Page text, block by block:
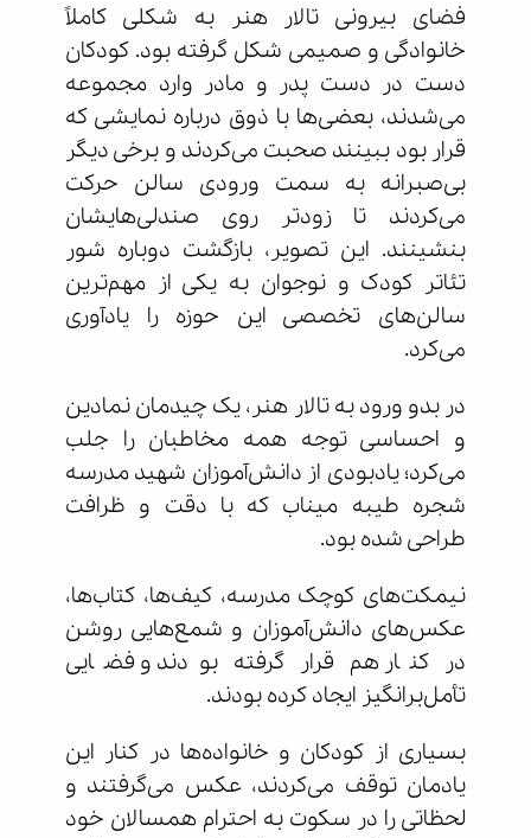
فضای بیرونی تالار هنر به شکلی کاملاً
خانوادگی و صمیمی شکل گرفته بود. کودکان
دست در دست پدر و مادر وارد مجموعه
می‌شدند، بعضی‌ها با ذوق درباره نمایشی که
قرار بود ببینند صحبت می‌کردند و برخی دیگر
بی‌صبرانه به سمت ورودی سالن حرکت
می‌کردند تا زودتر روی صندلی‌هایشان
بنشینند. این تصویر، بازگشت دوباره شور
تئاتر کودک و نوجوان به یکی از مهم‌ترین
سالن‌های تخصصی این حوزه را یادآوری
می‌کرد.
در بدو ورود به تالار هنر، یک چیدمان نمادین
و احساسی توجه همه مخاطبان را جلب
می‌کرد؛ یادبودی از دانش‌آموزان شهید مدرسه
شجره طیبه میناب که با دقت و ظرافت
طراحی شده بود.
نیمکت‌های کوچک مدرسه، کیف‌ها، کتاب‌ها،
عکس‌های دانش‌آموزان و شمع‌هایی روشن
در کنار هم قرار گرفته بودند و فضایی
تأمل‌برانگیز ایجاد کرده بودند.
بسیاری از کودکان و خانواده‌ها در کنار این
یادمان توقف می‌کردند، عکس می‌گرفتند و
لحظاتی را در سکوت به احترام همسالان خود